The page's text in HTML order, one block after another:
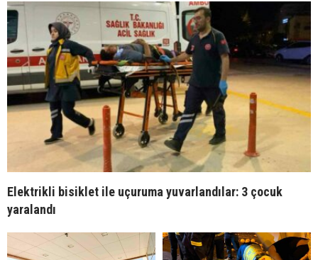
Elektrikli bisiklet ile uçuruma yuvarlandılar: 3 çocuk
yaralandı